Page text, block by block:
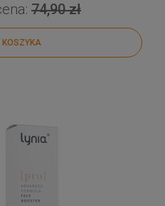
74,90 zł
KOSZYKA